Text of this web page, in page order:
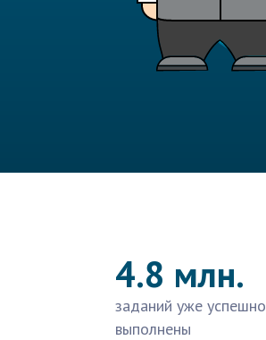
4.8 млн.
заданий уже успешно
выполнены